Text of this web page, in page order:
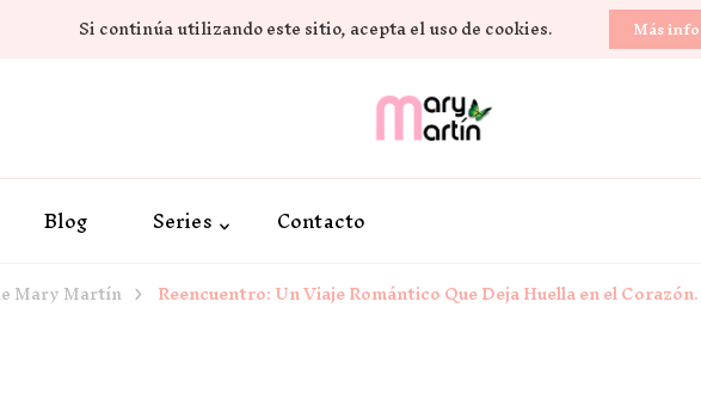
Si continúa utilizando este sitio, acepta el uso de cookies. Más
Novela Romántica y Lifestyle
Blog Series Contacto
Mary Martín Reencuentro: Un Viaje Romántico Que Deja Huella en el Corazón.